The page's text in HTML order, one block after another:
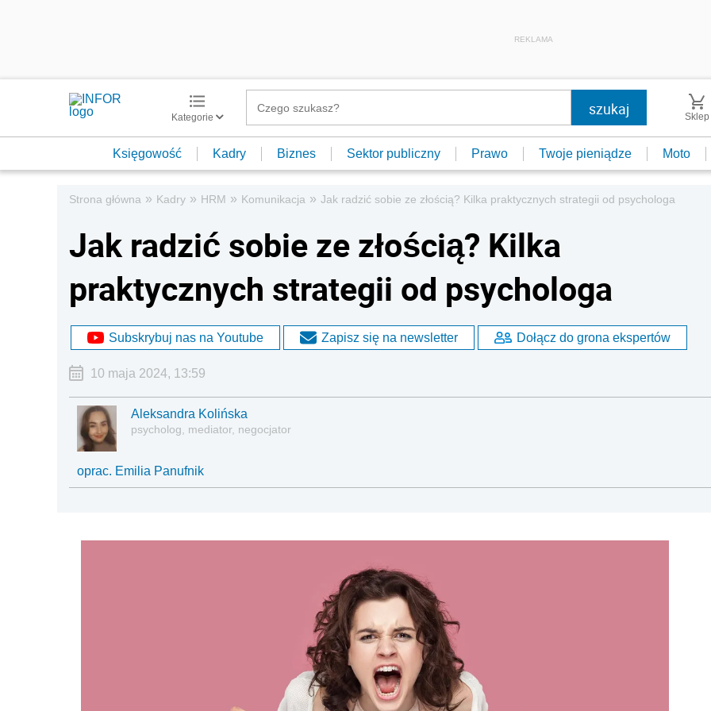
REKLAMA
Kategorie Sklep
Księgowość Kadry Biznes Sektor publiczny Prawo Twoje pieniądze Moto
Strona główna » Kadry » HRM » Komunikacja » Jak radzić sobie ze złością? Kilka praktycznych strategii od psychologa
Jak radzić sobie ze złością? Kilka
praktycznych strategii od psychologa
Subskrybuj nas na Youtube Zapisz się na newsletter Dołącz do grona ekspertów
10 maja 2024, 13:59
Aleksandra Kolińska
psycholog, mediator, negocjator
oprac. Emilia Panufnik